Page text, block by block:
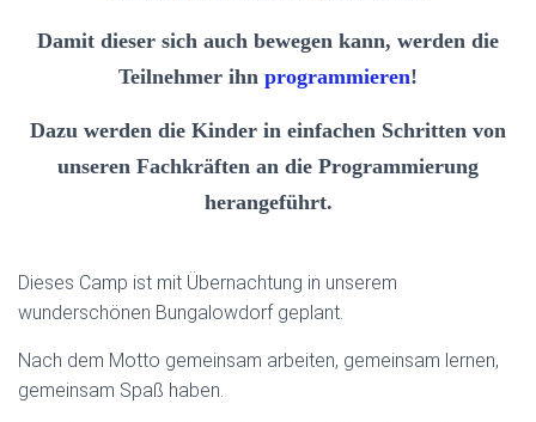
Damit dieser sich auch bewegen kann, werden die
Teilnehmer ihn programmieren!
Dazu werden die Kinder in einfachen Schritten von
unseren Fachkräften an die Programmierung
herangeführt.
Dieses Camp ist mit Übernachtung in unserem
wunderschönen Bungalowdorf geplant.
Nach dem Motto gemeinsam arbeiten, gemeinsam lernen,
gemeinsam Spaß haben.